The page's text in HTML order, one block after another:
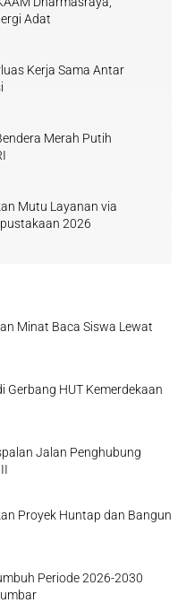
Adat
Kerja Sama Antar
Merah Putih
Mutu Layanan via
2026
Minat Baca Siswa Lewat
Gerbang HUT Kemerdekaan
Jalan Penghubung
Proyek Huntap dan Bangun
Periode 2026-2030